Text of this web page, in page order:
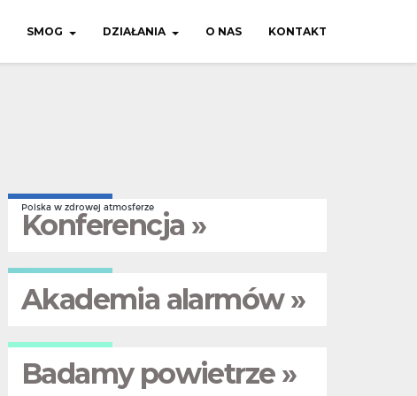
SMOG DZIAŁANIA O NAS KONTAKT
Polska w zdrowej atmosferze
Konferencja »
Akademia alarmów »
Badamy powietrze »